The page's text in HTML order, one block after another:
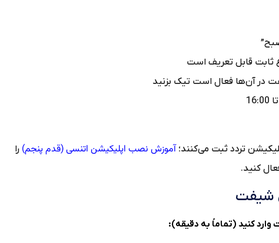
ثابت قابل تعریف است
در آن‌ها فعال است تیک بزنید
تردد ثبت می‌کنند؛ آموزش نصب اپلیکیشن اتنسی (قدم پنجم) را
کنید.
شیفت
وارد کنید (تماماً به دقیقه):